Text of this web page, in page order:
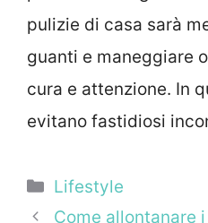
pulizie di casa sarà
guanti e maneggiare
cura e attenzione. In
evitano fastidiosi
Categorie
Lifestyle
Come allontanare